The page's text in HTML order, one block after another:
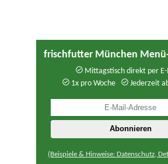
frischfutter München
Mittagstisch direkt per E-
1x pro Woche
Jederzeit
(Beispiele & Hinweise: Datenschutz,